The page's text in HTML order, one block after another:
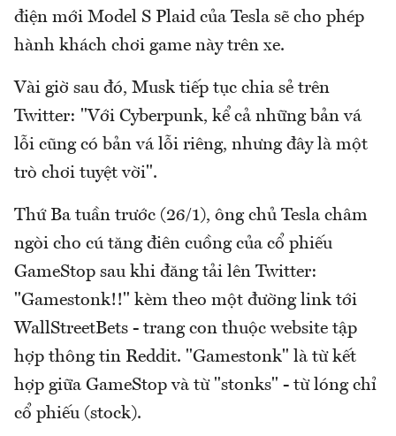
điện mới Model S Plaid của Tesla sẽ cho phép
hành khách chơi game này trên xe.
Vài giờ sau đó, Musk tiếp tục chia sẻ trên
Twitter: "Với Cyberpunk, kể cả những bản vá
lỗi cũng có bản vá lỗi riêng, nhưng đây là một
trò chơi tuyệt vời".
Thứ Ba tuần trước (26/1), ông chủ Tesla châm
ngòi cho cú tăng điên cuồng của cổ phiếu
GameStop sau khi đăng tải lên Twitter:
"Gamestonk!!" kèm theo một đường link tới
WallStreetBets - trang con thuộc website tập
hợp thông tin Reddit. "Gamestonk" là từ kết
hợp giữa GameStop và từ "stonks" - từ lóng chỉ
cổ phiếu (stock).